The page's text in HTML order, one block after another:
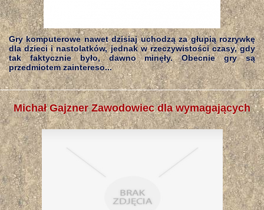
Gry komputerowe nawet dzisiaj uchodzą za głupią rozrywkę
dla dzieci i nastolatków, jednak w rzeczywistości czasy, gdy
tak faktycznie było, dawno minęły. Obecnie gry są
przedmiotem zaintereso...
Michał Gajzner Zawodowiec dla wymagających